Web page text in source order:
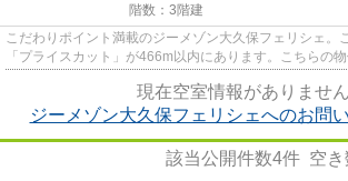
階数：3階建
こだわりポイント満載のジーメゾン大久保フェリシェ。
「プライスカット」が466m以内にあります。こちらの
現在空室情報がありません
ジーメゾン大久保フェリシェへのお問
該当公開件数4件 空き